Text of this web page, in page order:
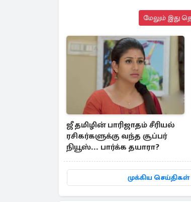
மேலும் இது
ஜீ தமிழின் பாரிஜாதம் சீரியல்
ரசிகர்களுக்கு வந்த சூப்பர்
நியூஸ்... பார்க்க தயாரா?
முக்கிய செய்திகள்